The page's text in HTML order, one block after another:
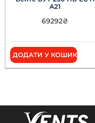
А21
69292₴
ДОДАТИ У КОШИК